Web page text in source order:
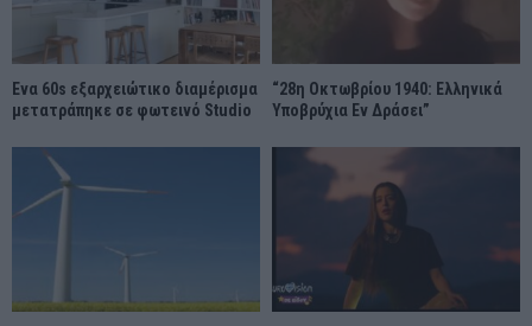
Ένα 60s εξαρχειώτικο διαμέρισμα
μετατράπηκε σε φωτεινό Studio
“28η Οκτωβρίου 1940: Ελληνικά
Υποβρύχια Εν Δράσει”